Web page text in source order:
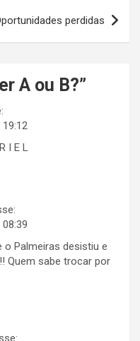
perdidas
A ou B?”
I E L
o Palmeiras desistiu e
Quem sabe trocar por